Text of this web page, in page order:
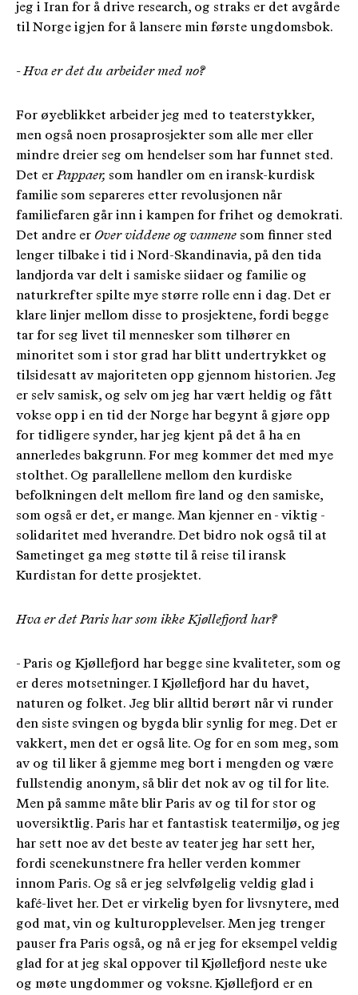
jeg i Iran for å drive research, og straks er det avgårde
til Norge igjen for å lansere min første ungdomsbok.
- Hva er det du arbeider med no?
For øyeblikket arbeider jeg med to teaterstykker,
men også noen prosaprosjekter som alle mer eller
mindre dreier seg om hendelser som har funnet sted.
Det erPappaer, som handler om en iransk-kurdisk
familie som separeres etter revolusjonen når
familiefaren går inn i kampen for frihet og demokrati.
Det andre er Over viddene og vannene som finner sted
lenger tilbake i tid i Nord-Skandinavia, på den tida
landjorda var delt i samiske siidaer og familie og
naturkrefter spilte mye større rolle enn i dag. Det er
klare linjer mellom disse to prosjektene, fordi begge
tar for seg livet til mennesker som tilhører en
minoritet som i stor grad har blitt undertrykket og
tilsidesatt av majoriteten opp gjennom historien. Jeg
er selv samisk, og selv om jeg har vært heldig og fått
vokse opp i en tid der Norge har begynt å gjøre opp
for tidligere synder, har jeg kjent på det å ha en
annerledes bakgrunn. For meg kommer det med mye
stolthet. Og parallellene mellom den kurdiske
befolkningen delt mellom fire land og den samiske,
som også er det, er mange. Man kjenner en - viktig -
solidaritet med hverandre. Det bidro nok også til at
Sametinget ga meg støtte til å reise til iransk
Kurdistan for dette prosjektet.
Hva er det Paris har som ikke Kjøllefjord har?
- Paris og Kjøllefjord har begge sine kvaliteter, som og
er deres motsetninger. I Kjøllefjord har du havet,
naturen og folket. Jeg blir alltid berørt når vi runder
den siste svingen og bygda blir synlig for meg. Det er
vakkert, men det er også lite. Og for en som meg, som
av og til liker å gjemme meg bort i mengden og være
fullstendig anonym, så blir det nok av og til for lite.
Men på samme måte blir Paris av og til for stor og
uoversiktlig. Paris har et fantastisk teatermiljø, og jeg
har sett noe av det beste av teater jeg har sett her,
fordi scenekunstnere fra heller verden kommer
innom Paris. Og så er jeg selvfølgelig veldig glad i
kafé-livet her. Det er virkelig byen for livsnytere, med
god mat, vin og kulturopplevelser. Men jeg trenger
pauser fra Paris også, og nå er jeg for eksempel veldig
glad for at jeg skal oppover til Kjøllefjord neste uke
og møte ungdommer og voksne. Kjøllefjord er en